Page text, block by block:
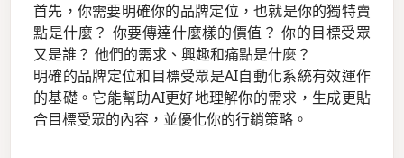
首先，你需要明確你的品牌定位，也就是你的獨特賣
點是什麼？ 你要傳達什麼樣的價值？ 你的目標受眾
又是誰？ 他們的需求、興趣和痛點是什麼？
明確的品牌定位和目標受眾是AI自動化系統有效運作
的基礎。它能幫助AI更好地理解你的需求，生成更貼
合目標受眾的內容，並優化你的行銷策略。